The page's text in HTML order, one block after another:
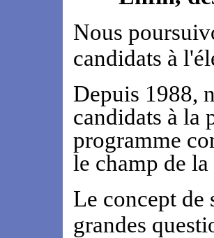
Nous
candidats à
Depuis 1988,
candidats à la
programme
le champ de la
Le concept de
grandes